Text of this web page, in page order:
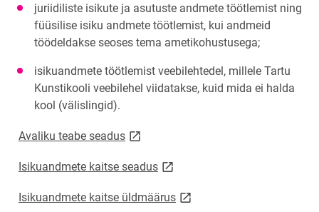
juriidiliste isikute ja asutuste andmete töötlemist ning
füüsilise isiku andmete töötlemist, kui andmeid
töödeldakse seoses tema ametikohustusega;
isikuandmete töötlemist veebilehtedel, millele Tartu
Kunstikooli veebilehel viidatakse, kuid mida ei halda
kool (välislingid).
Avaliku teabe seaduslink opens on new page
Isikuandmete kaitse seaduslink opens on new page
Isikuandmete kaitse üldmääruslink opens on new page